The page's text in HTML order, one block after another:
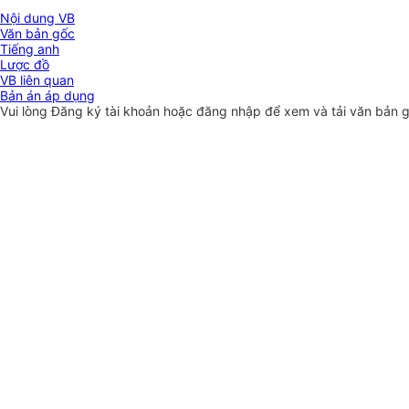
Nội dung VB
Văn bản gốc
Tiếng anh
Lược đồ
VB liên quan
Bản án áp dụng
Vui lòngĐăng ký tài khoản hoặc đăng nhập để xem và tải văn bản